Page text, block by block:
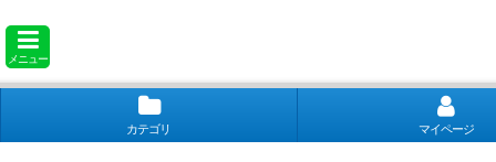
メニュー
カテゴリ マイページ